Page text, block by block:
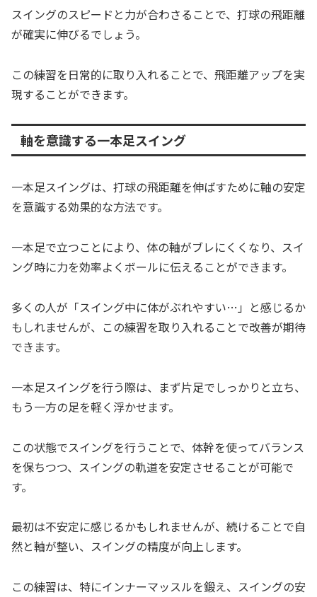
スイングのスピードと力が合わさることで、打球の飛距離
が確実に伸びるでしょう。
この練習を日常的に取り入れることで、飛距離アップを実
現することができます。
軸を意識する一本足スイング
一本足スイングは、打球の飛距離を伸ばすために軸の安定
を意識する効果的な方法です。
一本足で立つことにより、体の軸がブレにくくなり、スイ
ング時に力を効率よくボールに伝えることができます。
多くの人が「スイング中に体がぶれやすい…」と感じるか
もしれませんが、この練習を取り入れることで改善が期待
できます。
一本足スイングを行う際は、まず片足でしっかりと立ち、
もう一方の足を軽く浮かせます。
この状態でスイングを行うことで、体幹を使ってバランス
を保ちつつ、スイングの軌道を安定させることが可能で
す。
最初は不安定に感じるかもしれませんが、続けることで自
然と軸が整い、スイングの精度が向上します。
この練習は、特にインナーマッスルを鍛え、スイングの安